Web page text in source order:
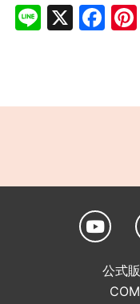
Line
X
公式